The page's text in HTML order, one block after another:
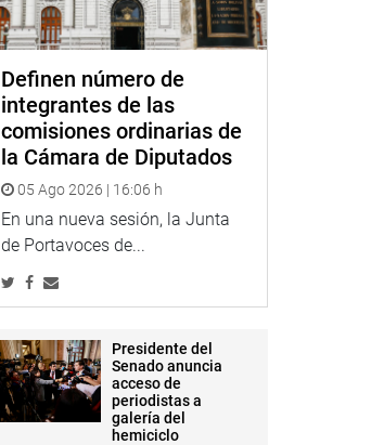
Definen número de
integrantes de las
comisiones ordinarias de
la Cámara de Diputados
05 Ago 2026 | 16:06 h
En una nueva sesión, la Junta
de Portavoces de...
Presidente del
Senado anuncia
acceso de
periodistas a
galería del
hemiciclo